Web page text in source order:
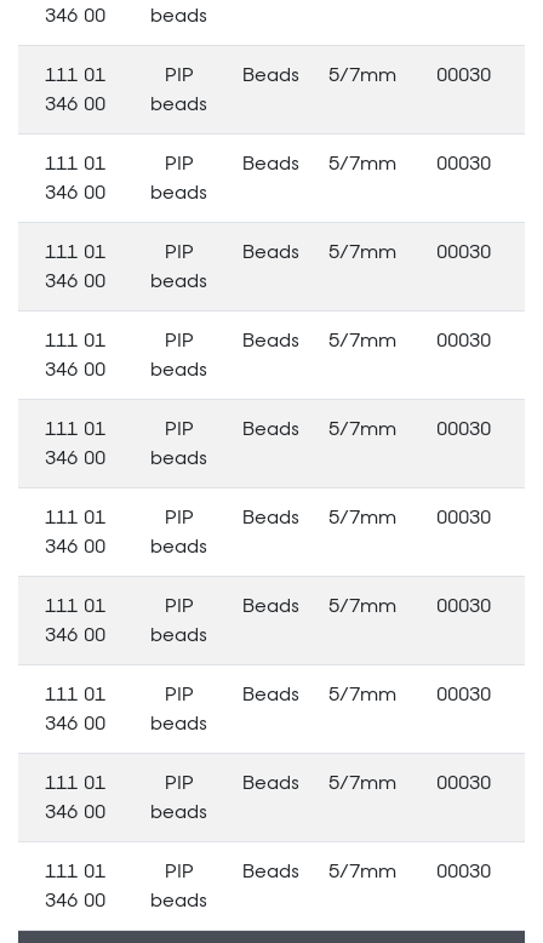
346 00
beads
111 01
346 00
PIP
beads
Beads 5/7mm 00030
111 01
346 00
PIP
beads
Beads 5/7mm 00030
111 01
346 00
PIP
beads
Beads 5/7mm 00030
111 01
346 00
PIP
beads
Beads 5/7mm 00030
111 01
346 00
PIP
beads
Beads 5/7mm 00030
111 01
346 00
PIP
beads
Beads 5/7mm 00030
111 01
346 00
PIP
beads
Beads 5/7mm 00030
111 01
346 00
PIP
beads
Beads 5/7mm 00030
111 01
346 00
PIP
beads
Beads 5/7mm 00030
111 01
346 00
PIP
beads
Beads 5/7mm 00030